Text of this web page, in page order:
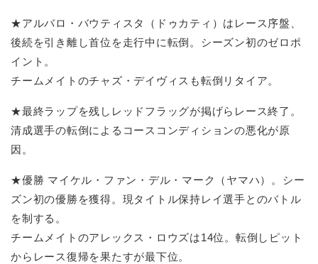
★アルバロ・バウティスタ（ドゥカティ）はレース序盤、
後続を引き離し首位を走行中に転倒。シーズン初のゼロポ
イント。
チームメイトのチャズ・デイヴィスも転倒リタイア。
★最終ラップを残しレッドフラッグが掲げらレース終了。
清成選手の転倒によるコースコンディションの悪化が原
因。
★優勝 マイケル・ファン・デル・マーク（ヤマハ）。シー
ズン初の優勝を獲得。現タイトル保持レイ選手とのバトル
を制する。
チームメイトのアレックス・ロウズは14位。転倒しピット
からレース復帰を果たすが最下位。